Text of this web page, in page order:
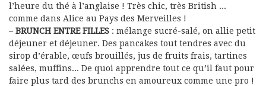
l’heure du thé à l’anglaise ! Très chic, très British …
comme dans Alice au Pays des Merveilles !
– BRUNCH ENTRE FILLES : mélange sucré-salé, on allie petit
déjeuner et déjeuner. Des pancakes tout tendres avec du
sirop d’érable, œufs brouillés, jus de fruits frais, tartines
salées, muffins… De quoi apprendre tout ce qu’il faut pour
faire plus tard des brunchs en amoureux comme une pro !